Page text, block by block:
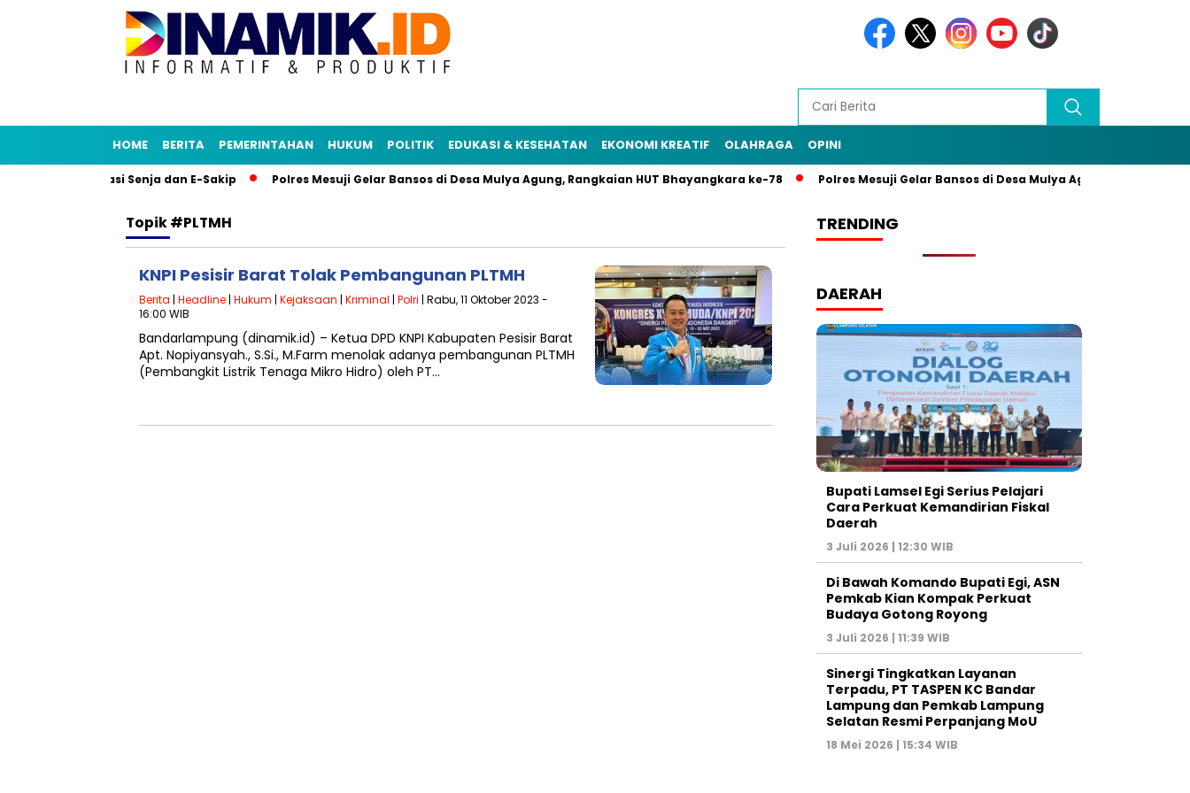
HOME BERITA PEMERINTAHAN HUKUM POLITIK EDUKASI & KESEHATAN EKONOMI KREATIF OLAHRAGA OPINI
Tiru Aplikasi Senja dan E-Sakip Polres Mesuji Gelar Bansos di Desa Mulya Agung, Rangkaian HUT Bhayangkara ke-78 Polres Mesuji Gelar Bansos di Desa Mulya Agung, Rangkaian
Topik#PLTMH
KNPI Pesisir Barat Tolak Pembangunan PLTMH
Berita | Headline | Hukum | Kejaksaan | Kriminal | Polri | Rabu, 11 Oktober 2023 -
16:00 WIB
Bandarlampung (dinamik.id) – Ketua DPD KNPI Kabupaten Pesisir Barat
Apt. Nopiyansyah., S.Si., M.Farm menolak adanya pembangunan PLTMH
(Pembangkit Listrik Tenaga Mikro Hidro) oleh PT…
TRENDING
DAERAH
Bupati Lamsel Egi Serius Pelajari
Cara Perkuat Kemandirian Fiskal
Daerah
3 Juli 2026 | 12:30 WIB
Di Bawah Komando Bupati Egi, ASN
Pemkab Kian Kompak Perkuat
Budaya Gotong Royong
3 Juli 2026 | 11:39 WIB
Sinergi Tingkatkan Layanan
Terpadu, PT TASPEN KC Bandar
Lampung dan Pemkab Lampung
Selatan Resmi Perpanjang MoU
18 Mei 2026 | 15:34 WIB